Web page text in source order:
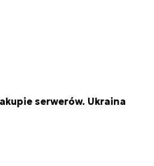
serwerów. Ukraina